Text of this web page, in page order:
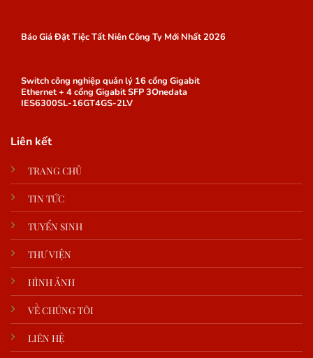
Báo Giá Đặt Tiệc Tất Niên Công Ty Mới Nhất 2026
Switch công nghiệp quản lý 16 cổng Gigabit
Ethernet + 4 cổng Gigabit SFP 3Onedata
IES6300SL-16GT4GS-2LV
Liên kết
TRANG CHỦ
TIN TỨC
TUYỂN SINH
THƯ VIỆN
HÌNH ẢNH
VỀ CHÚNG TÔI
LIÊN HỆ